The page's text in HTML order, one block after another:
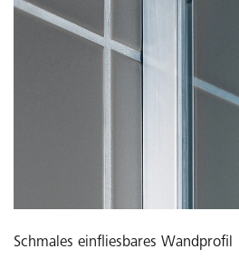
Schmales einfliesbares Wandprofil